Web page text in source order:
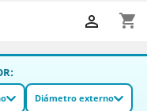
shopping_cart

Diámetro externo